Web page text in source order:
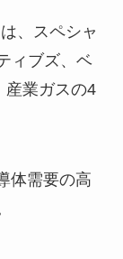
、スペシャ
ィブズ、ベ
産業ガスの4
体需要の高